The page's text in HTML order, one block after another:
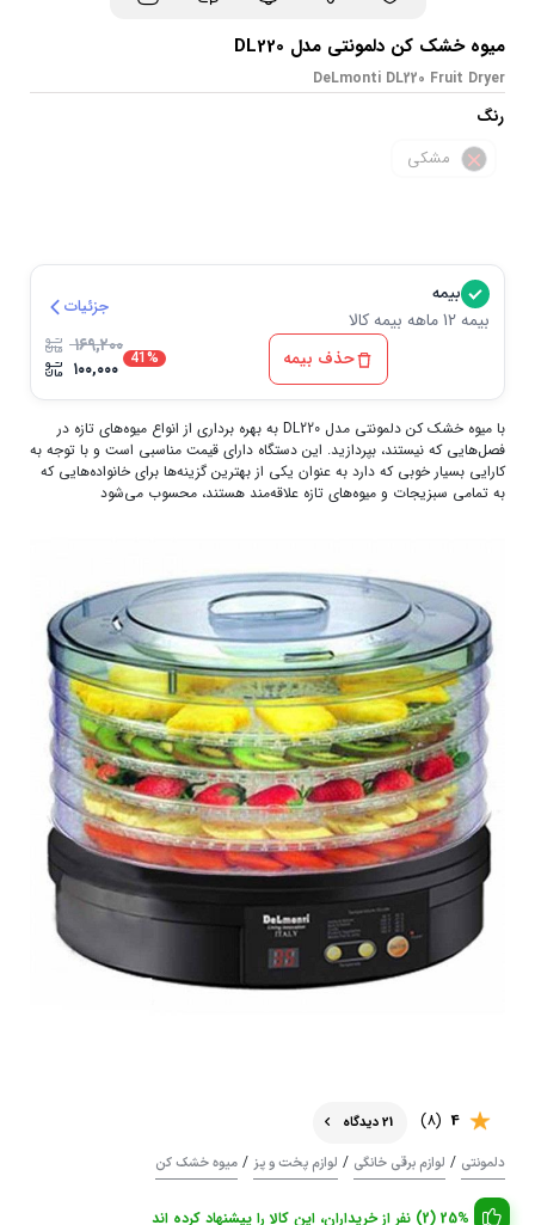
میوه خشک کن دلمونتی مدل DL220
DeLmonti DL220 Fruit Dryer
رنگ
مشکی
بیمه
بیمه 12 ماهه بیمه کالا
جزئیات
حذف بیمه 41% ۱۶۹,۲۰۰
۱۰۰,۰۰۰
با میوه خشک کن دلمونتی مدل DL220
به بهره‌ برداری از انواع میوه‌های تازه در
فصل‌هایی که نیستند، بپردازید. این دستگاه دارای قیمت مناسبی است و با توجه به
کارایی بسیار خوبی که دارد به عنوان یکی از بهترین گزینه‌ها برای خانواده‌هایی که
به تمامی سبزیجات و میوه‌های تازه علاقه‌مند هستند، محسوب می‌شود
4
(8)
21 دیدگاه
دلمونتی / لوازم برقی خانگی / لوازم پخت و پز / میوه خشک کن
25% (2) نفر از خریداران، این کالا را پیشنهاد کرده اند